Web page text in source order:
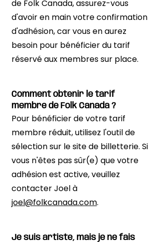
de Folk Canada, assurez-vous
d'avoir en main votre confirmation
d'adhésion, car vous en aurez
besoin pour bénéficier du tarif
réservé aux membres sur place.
Comment obtenir le tarif
membre de Folk Canada ?
Pour bénéficier de votre tarif
membre réduit, utilisez l'outil de
sélection sur le site de billetterie. Si
vous n'êtes pas sûr(e) que votre
adhésion est active, veuillez
contacter Joel à
joel@folkcanada.com.
Je suis artiste, mais je ne fais